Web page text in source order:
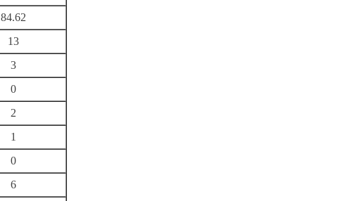
84.62
13
3
0
2
1
0
6